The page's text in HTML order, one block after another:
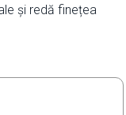
și redă finețea